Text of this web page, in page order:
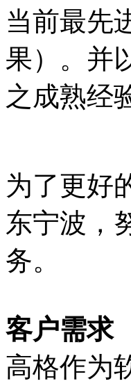
当前最先
果）。并
之成熟经
为了更好
东宁波，
务。
客户需求
高格作为